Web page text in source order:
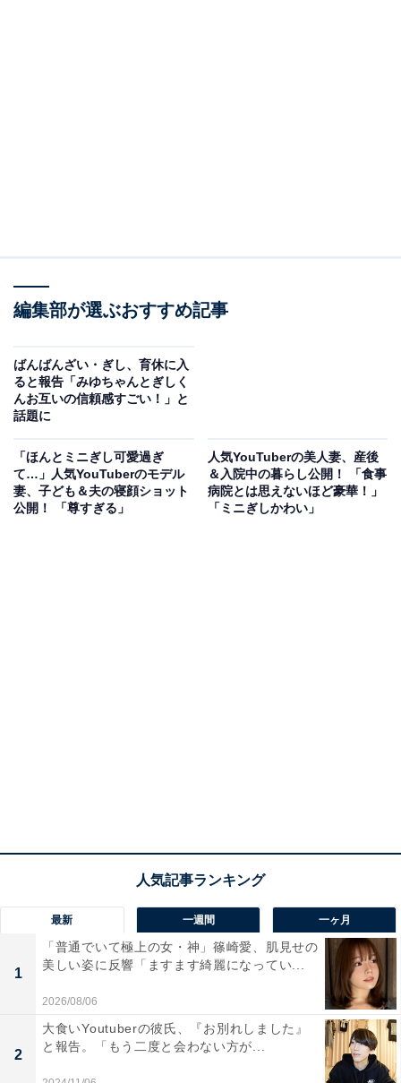
編集部が選ぶおすすめ記事
ばんばんざい・ぎし、育休に入
ると報告「みゆちゃんとぎしく
んお互いの信頼感すごい！」と
話題に
「ほんとミニぎし可愛過ぎ
て…」人気YouTuberのモデル
妻、子ども＆夫の寝顔ショット
公開！ 「尊すぎる」
人気YouTuberの美人妻、産後
＆入院中の暮らし公開！ 「食事
病院とは思えないほど豪華！」
「ミニぎしかわい」
最新 一週間 一ヶ月
1
「普通でいて極上の女・神」篠崎愛、肌見せの
美しい姿に反響「ますます綺麗になってい...
2026/08/06
2
大食いYoutuberの彼氏、『お別れしました』
と報告。「もう二度と会わない方が...